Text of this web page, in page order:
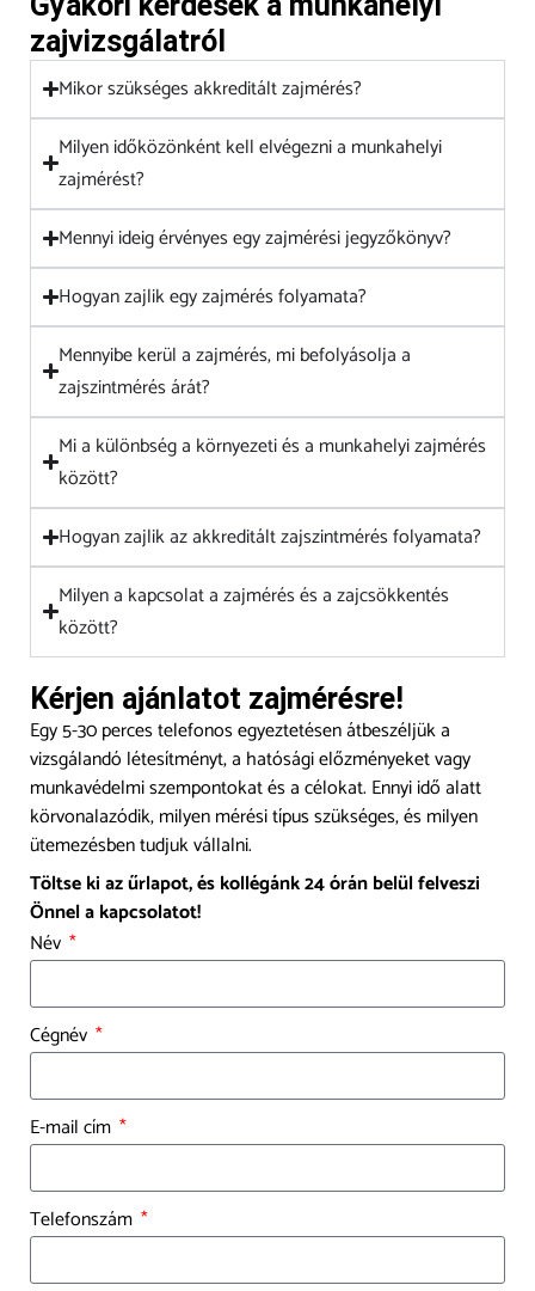
zajvizsgálatról
Mikor szükséges akkreditált zajmérés?
Milyen időközönként kell elvégezni a munkahelyi
zajmérést?
Mennyi ideig érvényes egy zajmérési jegyzőkönyv?
Hogyan zajlik egy zajmérés folyamata?
Mennyibe kerül a zajmérés, mi befolyásolja a
zajszintmérés árát?
Mi a különbség a környezeti és a munkahelyi zajmérés
között?
Hogyan zajlik az akkreditált zajszintmérés folyamata?
Milyen a kapcsolat a zajmérés és a zajcsökkentés
között?
Kérjen ajánlatot zajmérésre!
Egy 5-30 perces telefonos egyeztetésen átbeszéljük a
vizsgálandó létesítményt, a hatósági előzményeket vagy
munkavédelmi szempontokat és a célokat. Ennyi idő alatt
körvonalazódik, milyen mérési típus szükséges, és milyen
ütemezésben tudjuk vállalni.
Töltse ki az űrlapot, és kollégánk 24 órán belül felveszi
Önnel a kapcsolatot!
Név
Cégnév
E-mail cím
Telefonszám